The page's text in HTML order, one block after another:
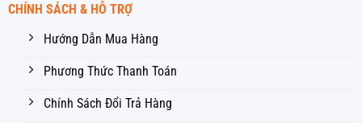
CHÍNH SÁCH & HỖ TRỢ
Hướng Dẫn Mua Hàng
Phương Thức Thanh Toán
Chính Sách Đổi Trả Hàng